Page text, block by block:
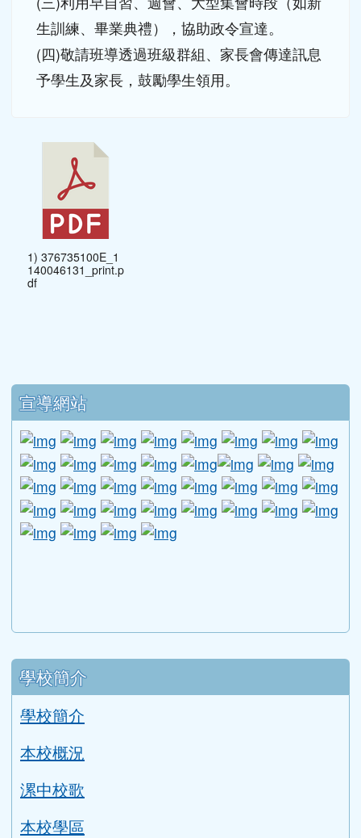
(三)利用早自習、週會、大型集會時段（如新
生訓練、畢業典禮），協助政令宣達。
(四)敬請班導透過班級群組、家長會傳達訊息
予學生及家長，鼓勵學生領用。
1) 376735100E_1
140046131_print.p
df
下中區域內容
宣導網站
link to http://www.guide.edu.tw/
link to http://www.csptc.gov.tw/ \
link to http://enc.moe.edu.tw/ \
link to https://link to https://link to https://
link to
link to http://edufund.cyut.edu.tw \
link to http://link to https://www.ptskids.tw/ \
link to http://
link to http://link to http://
link to
link to http://1950.tycg.gov.tw/ \
link to http://www.e-quit.org/ \
link to http://www.hpa.gov.tw/
link to http://link to http://goo.gl/
link to http://
link to
link to http://www.2017twccprcescr.tw/
link to http://http://ifi.immigration.gov.tw/
link to https://i.win.org.tw/iWIN/
link to https://
link to http://link to https://
link to https://
link to
link to
link to https://dep.mohw.gov.tw/DOMHAOH/lp-3560-
link to https://dep.mohw.gov.tw/DOMHAOH/cp-
link to http://sgcc.tyc.edu.tw/tycsgcc/ \
link to =\ https://learning.swcb.gov.tw/
link to http://
左邊區域內容
學校簡介
學校簡介
本校概況
漯中校歌